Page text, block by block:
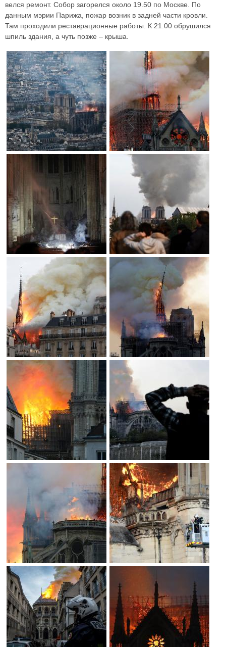
велся ремонт. Собор загорелся около 19.50 по Москве. По
данным мэрии Парижа, пожар возник в задней части кровли.
Там проходили реставрационные работы. К 21.00 обрушился
шпиль здания, а чуть позже – крыша.